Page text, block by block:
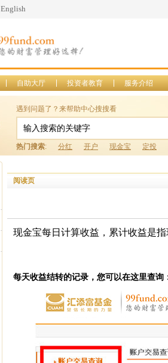
English
自助大厅 投资者教育 服务介绍
遇到问题了？来帮助中心搜搜看
热门搜索: 分红 开户 现金宝 定投
阅读页
现金宝每日计算收益，累计收益是
每天收益结转的记录，您可以在这里查询